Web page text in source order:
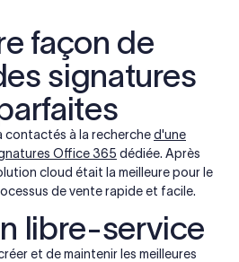
façon de
signatures
contactés à la recherched'une
Office 365 dédiée. Après
cloud était la meilleure pour le
de vente rapide et facile.
libre-service
et de maintenir les meilleures